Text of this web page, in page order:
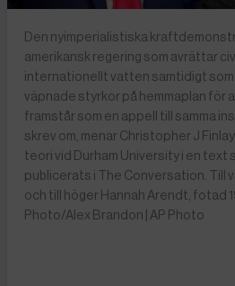
Den nyimperialistiska
amerikansk regering som avrättar
internationellt vatten samtidigt
väpnade styrkor på hemmaplan för
framstår som en appell till samma
skrev om, menar Christopher J
teori vid Durham University i en text
publicerats i The Conversation. Till
och till höger Hannah Arendt, fotad
Photo/Alex Brandon | AP Photo